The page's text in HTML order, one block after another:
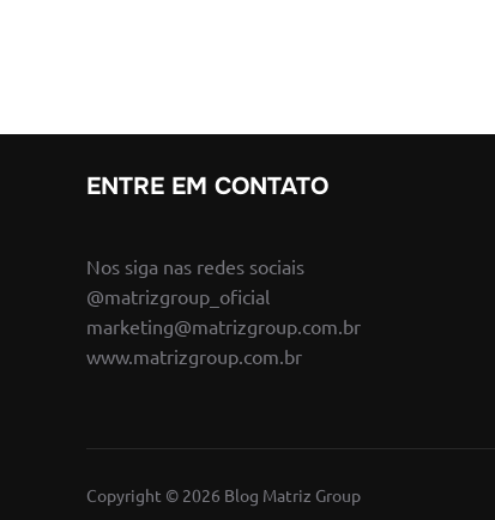
ENTRE EM CONTATO
Nos siga nas redes sociais
@matrizgroup_oficial
marketing@matrizgroup.com.br
www.matrizgroup.com.br
Copyright © 2026 Blog Matriz Group